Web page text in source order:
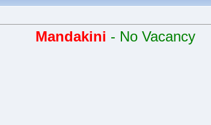
Mandakini - No Vacancy